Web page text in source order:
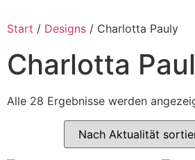
Start / Designs / Charlotta Pauly
Charlotta
Alle 28 Ergebnisse werden